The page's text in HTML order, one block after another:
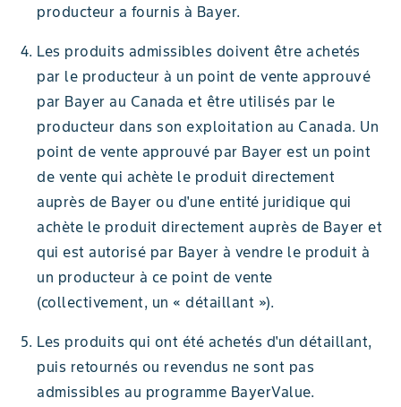
producteur a fournis à Bayer.
Les produits admissibles doivent être achetés
par le producteur à un point de vente approuvé
par Bayer au Canada et être utilisés par le
producteur dans son exploitation au Canada. Un
point de vente approuvé par Bayer est un point
de vente qui achète le produit directement
auprès de Bayer ou d'une entité juridique qui
achète le produit directement auprès de Bayer et
qui est autorisé par Bayer à vendre le produit à
un producteur à ce point de vente
(collectivement, un « détaillant »).
Les produits qui ont été achetés d'un détaillant,
puis retournés ou revendus ne sont pas
admissibles au programme BayerValue.